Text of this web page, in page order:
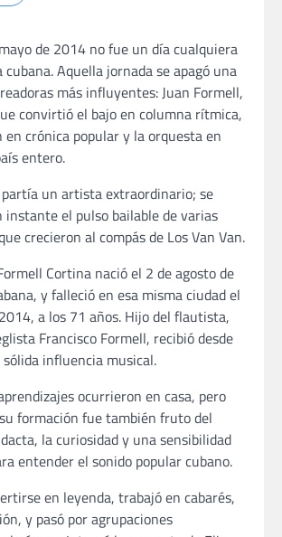
de 2014 no fue un día cualquiera
Aquella jornada se apagó una
más influyentes: Juan Formell,
convirtió el bajo en columna rítmica,
en crónica popular y la orquesta en
entero.
partía un artista extraordinario; se
instante el pulso bailable de varias
crecieron al compás de Los Van Van.
Cortina nació el 2 de agosto de
y falleció en esa misma ciudad el
a los 71 años. Hijo del flautista,
Francisco Formell, recibió desde
influencia musical.
ocurrieron en casa, pero
formación fue también fruto del
la curiosidad y una sensibilidad
entender el sonido popular cubano.
en leyenda, trabajó en cabarés,
y pasó por agrupaciones